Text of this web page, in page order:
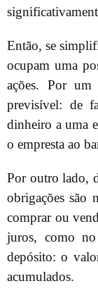
Então, se
ocupam uma
ações. Por
previsível: de
dinheiro a uma
o empresta ao
Por outro lado,
obrigações são
comprar ou
juros, como
depósito: o
acumulados.